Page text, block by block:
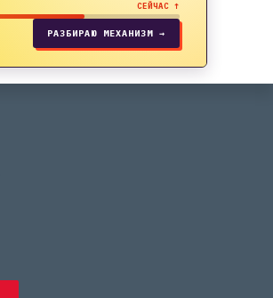
СЕЙЧАС ↑
РАЗБИРАЮ МЕХАНИЗМ →